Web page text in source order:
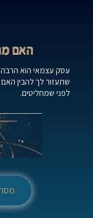
האם
עסק עצמאי הוא הרבה
שתעזור לך להבין
לפני שמחליטים.